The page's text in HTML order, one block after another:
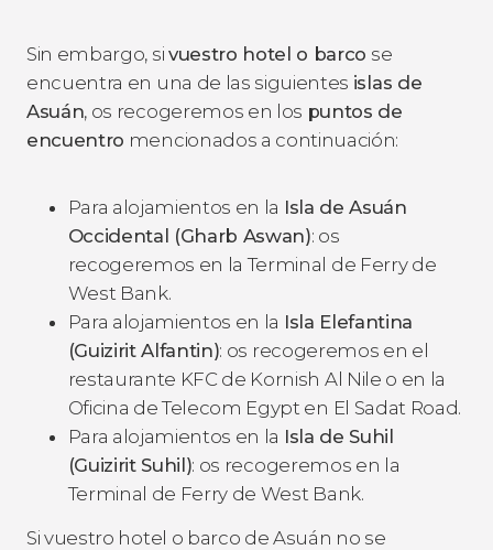
Sin embargo, si vuestro hotel o barco se
encuentra en una de las siguientes islas de
Asuán, os recogeremos en los puntos de
encuentro mencionados a continuación:
Para alojamientos en la Isla de Asuán
Occidental (Gharb Aswan): os
recogeremos en la Terminal de Ferry de
West Bank.
Para alojamientos en la Isla Elefantina
(Guizirit Alfantin): os recogeremos en el
restaurante KFC de Kornish Al Nile o en la
Oficina de Telecom Egypt en El Sadat Road.
Para alojamientos en la Isla de Suhil
(Guizirit Suhil): os recogeremos en la
Terminal de Ferry de West Bank.
Si vuestro hotel o barco de Asuán no se